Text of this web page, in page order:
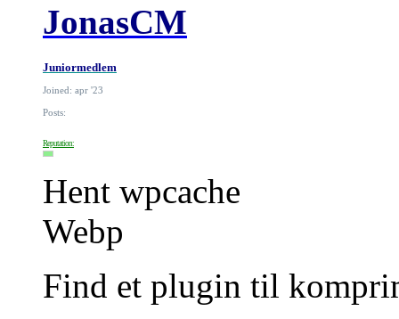
JonasCM
Juniormedlem
Joined: apr '23
Posts:
Reputation:
Hent wpcache
Webp
Find et plugin til